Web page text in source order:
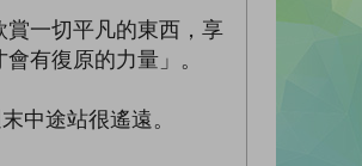
一切平凡的東西，享
有復原的力量」。
中途站很遙遠。